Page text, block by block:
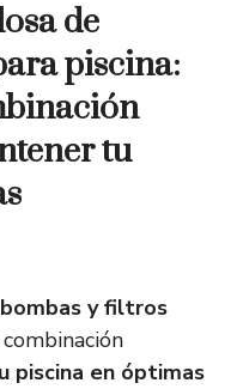
de
piscina:
tu
y filtros
piscina en óptimas